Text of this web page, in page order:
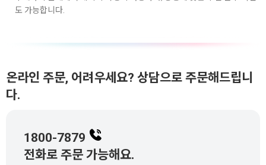
도 가능합니다.
온라인 주문, 어려우세요? 상담으로 주문해드립니
다.
1800-7879
전화로 주문 가능해요.